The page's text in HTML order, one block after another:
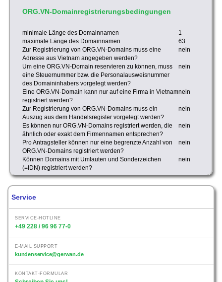
ORG.VN-Domainregistrierungsbedingungen
minimale Länge des Domainnamen
1
maximale Länge des Domainnamen
63
Zur Registrierung von ORG.VN-Domains muss eine
Adresse aus Vietnam angegeben werden?
nein
Um eine ORG.VN-Domain reservieren zu können, muss
eine Steuernummer bzw. die Personalausweisnummer
des Domaininhabers vorgelegt werden?
nein
Eine ORG.VN-Domain kann nur auf eine Firma in Vietnam
registriert werden?
nein
Zur Registrierung von ORG.VN-Domains muss ein
Auszug aus dem Handelsregister vorgelegt werden?
nein
Es können nur ORG.VN-Domains registriert werden, die
ähnlich oder exakt dem Firmennamen entsprechen?
nein
Pro Antragsteller können nur eine begrenzte Anzahl von
ORG.VN-Domains registriert werden?
nein
Können Domains mit Umlauten und Sonderzeichen
(=IDN) registriert werden?
nein
Service
SERVICE-HOTLINE
+49 228 / 96 96 77-0
E-MAIL SUPPORT
kundenservice@gerwan.de
KONTAKT-FORMULAR